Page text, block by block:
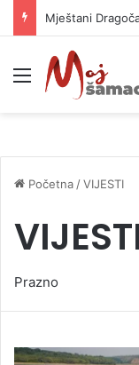
Helikopter
Meni
Početna /VIJESTI
Prazno